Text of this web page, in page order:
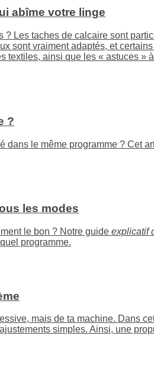
abîme votre linge
Les taches de calcaire sont
sont vraiment adaptés, et
textiles, ainsi que les « astuces
?
le même programme ? Cet
les modes
le bon ? Notre guide explicatif
programme.
mais de ta machine. Dans
simples. Ainsi, une